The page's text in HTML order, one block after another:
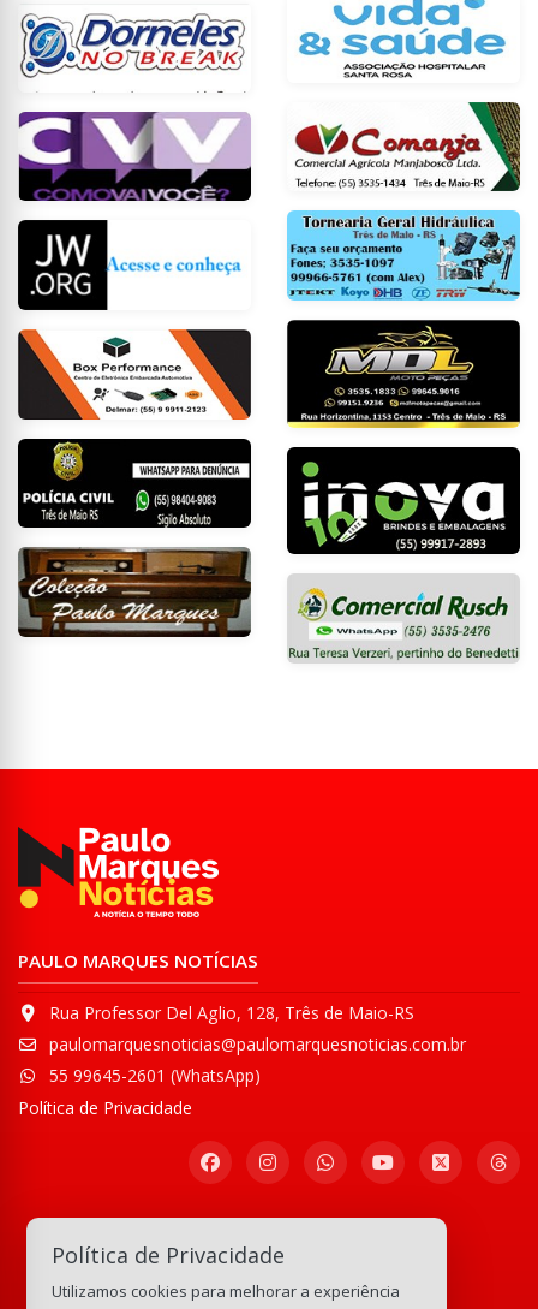
PAULO MARQUES NOTÍCIAS
Rua Professor Del Aglio, 128, Três de Maio-RS
paulomarquesnoticias@paulomarquesnoticias.com.br
55 99645-2601 (WhatsApp)
Política de Privacidade
Comunidade WhatsApp
133.218.986visitas
Política de Privacidade
Utilizamos cookies para melhorar a experiência